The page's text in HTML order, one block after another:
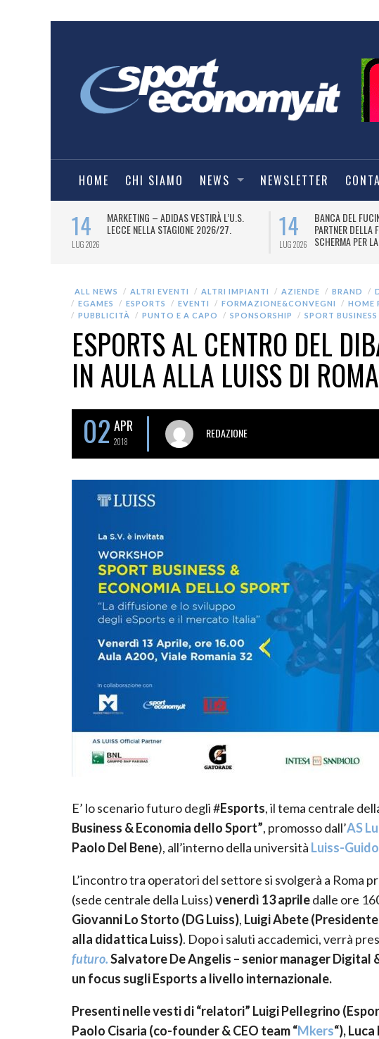
HOME CHI SIAMO NEWS NEWSLETTER
14
LUG 2026
MARKETING – ADIDAS VESTIRÀ L’U.S.
LECCE NELLA STAGIONE 2026/27.
14
LUG 2026
BANCA DEL
PARTNER DELLA
SCHERMA PER
ALL NEWS ALTRI EVENTI ALTRI IMPIANTI AZIENDE BRAND
EGAMES
ESPORTS EVENTI FORMAZIONE&CONVEGNI HOME
PUBBLICITÀ
PUNTO E A CAPO SPONSORSHIP SPORT BUSINESS
ESPORTS AL CENTRO DEL
IN AULA ALLA LUISS DI
02 APR
2018
REDAZIONE
E’ lo scenario futuro degli #Esports, il tema centrale
Business & Economia dello Sport”, promosso dall’AS
Paolo Del Bene), all’interno della università Luiss-
L’incontro tra operatori del settore si svolgerà a Roma
(sede centrale della Luiss)venerdì 13 apriledalle ore
Giovanni Lo Storto (DG Luiss), Luigi Abete (Presidente
alla didattica Luiss). Dopo i saluti accademici, verrà
futuro.Salvatore De Angelis – senior manager Digital
un focus sugli Esports a livello internazionale.
Presenti nelle vesti di “relatori” Luigi Pellegrino
Paolo Cisaria (co-founder & CEO team “Mkers“),